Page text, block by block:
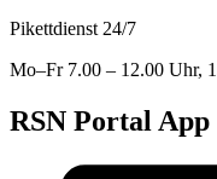
Pikettdienst 24/7
Mo–Fr 7.00 – 12.00 Uhr,
RSN Portal App